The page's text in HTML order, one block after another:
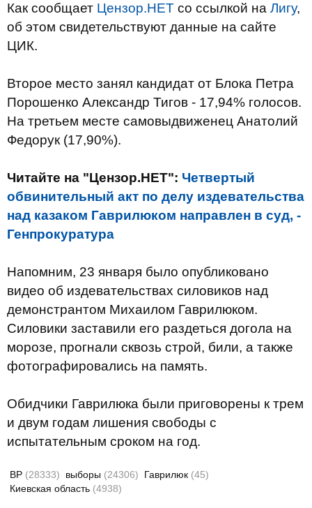
Как сообщает Цензор.НЕТ со ссылкой на Лигу,
об этом свидетельствуют данные на сайте
ЦИК.
Второе место занял кандидат от Блока Петра
Порошенко Александр Тигов - 17,94% голосов.
На третьем месте самовыдвиженец Анатолий
Федорук (17,90%).
Читайте на "Цензор.НЕТ": Четвертый
обвинительный акт по делу издевательства
над казаком Гаврилюком направлен в суд, -
Генпрокуратура
Напомним, 23 января было опубликовано
видео об издевательствах силовиков над
демонстрантом Михаилом Гаврилюком.
Силовики заставили его раздеться догола на
морозе, прогнали сквозь строй, били, а также
фотографировались на память.
Обидчики Гаврилюка были приговорены к трем
и двум годам лишения свободы с
испытательным сроком на год.
ВР (28333) выборы (24306) Гаврилюк (45)
Киевская область (4938)